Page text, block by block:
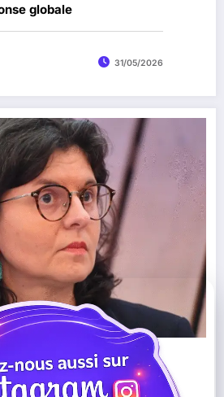
globale
31/05/2026
De Lauwe,Gabriel Attal,
,Politique Locale,